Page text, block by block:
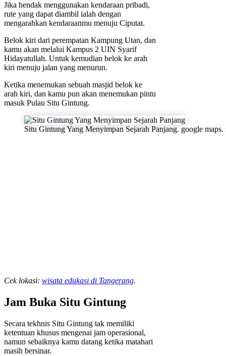
Jika hendak menggunakan kendaraan pribadi,
rute yang dapat diambil ialah dengan
mengarahkan kendaraanmu menuju Ciputat.
Belok kiri dari perempatan Kampung Utan, dan
kamu akan melalui Kampus 2 UIN Syarif
Hidayatullah. Untuk kemudian belok ke arah
kiri menuju jalan yang menurun.
Ketika menemukan sebuah masjid belok ke
arah kiri, dan kamu pun akan menemukan pintu
masuk Pulau Situ Gintung.
Situ Gintung Yang Menyimpan Sejarah Panjang. google
Cek lokasi: wisata edukasi di Tangerang.
Jam Buka Situ Gintung
Secara tekhnis Situ Gintung tak memiliki
ketentuan khusus mengenai jam operasional,
namun sebaiknya kamu datang ketika matahari
masih bersinar.